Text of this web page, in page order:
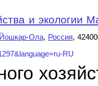
и экологии
Йошкар-Ола, Россия,
RU